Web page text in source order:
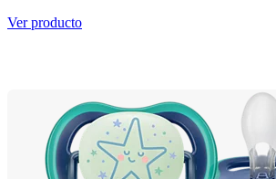
Ver producto